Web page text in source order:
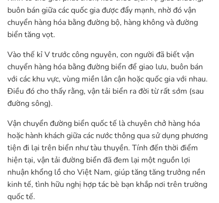
buôn bán giữa các quốc gia được đẩy mạnh, nhờ đó vận
chuyển hàng hóa bằng đường bộ, hàng không và đường
biển tăng vọt.
Vào thế kỉ V trước công nguyên, con người đã biết vận
chuyển hàng hóa bằng đường biển để giao lưu, buôn bán
với các khu vực, vùng miền lân cận hoặc quốc gia với nhau.
Điều đó cho thấy rằng, vận tải biển ra đời từ rất sớm (sau
đường sông).
Vận chuyển đường biển quốc tế là chuyên chở hàng hóa
hoặc hành khách giữa các nước thông qua sử dụng phương
tiện đi lại trên biển như tàu thuyền. Tính đến thời điểm
hiện tại, vận tải đường biển đã đem lại một nguồn lợi
nhuận khổng lồ cho Việt Nam, giúp tăng tăng trưởng nền
kinh tế, tình hữu nghị hợp tác bè bạn khắp nơi trên trường
quốc tế.